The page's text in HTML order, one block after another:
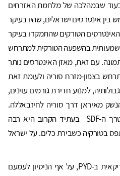
שבמהלכה של מלחמת האזרחים
בין אינטרסים ישראלים, שהיו בעיקר
הטורקים שהתמקדו בעיקר
בהשפעה הטורקית למתרחש
עם זאת, מאזן האינטרסים נותר
בצפון-מזרח סוריה ולעומת זאת
למנוע חדירת גורמים עוינים,
מאיראן דרך סוריה לחיזבאללה.
מידת התמיכה שככל הנראה יצטרך ה-SDF בעתיד הקרוב היא רבה
בטורקיה כשבירת כלים. על ישראל
יצוין בהקשר זה, שהתמיכה האמריקאית ב-PYD, על אף הניסיון לעמעם